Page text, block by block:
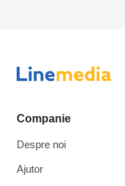
Companie
Despre noi
Ajutor